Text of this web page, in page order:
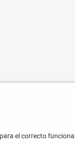
el correcto